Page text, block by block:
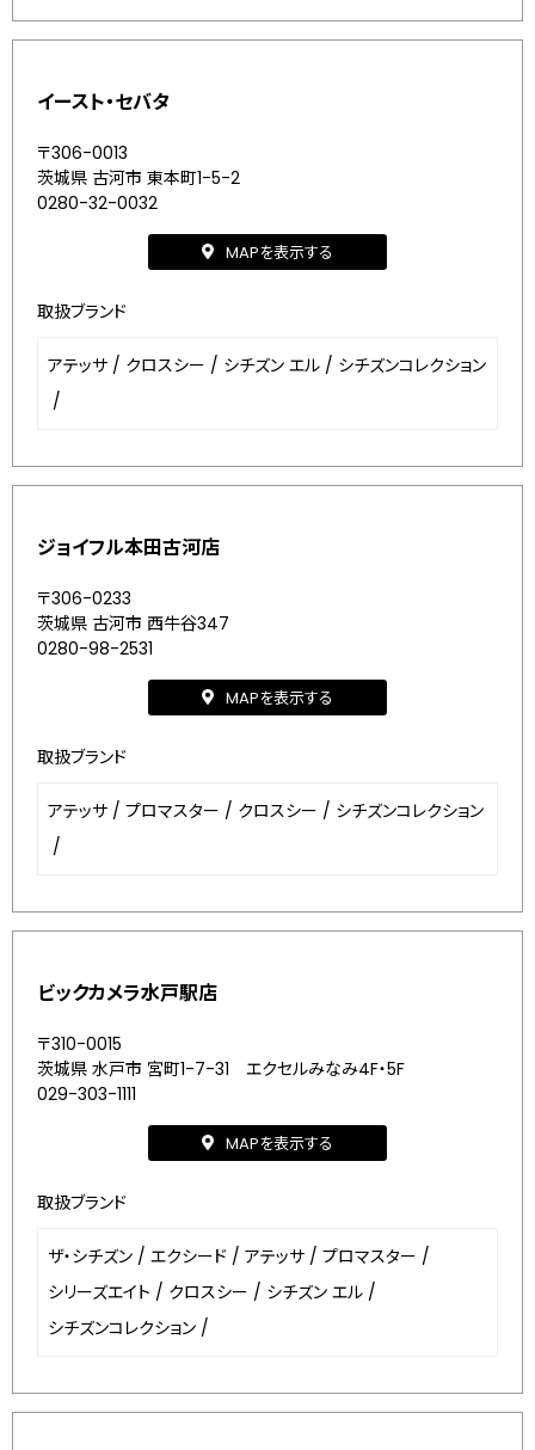
イースト・セバタ
〒306-0013
茨城県 古河市 東本町1-5-2
0280-32-0032
MAPを表示する
取扱ブランド
アテッサ / クロスシー / シチズン エル / シチズンコレクション
/
ジョイフル本田古河店
〒306-0233
茨城県 古河市 西牛谷347
0280-98-2531
MAPを表示する
取扱ブランド
アテッサ / プロマスター / クロスシー / シチズンコレクション
/
ビックカメラ水戸駅店
〒310-0015
茨城県 水戸市 宮町1-7-31 エクセルみなみ4F・5F
029-303-1111
MAPを表示する
取扱ブランド
ザ・シチズン / エクシード / アテッサ / プロマスター /
シリーズエイト / クロスシー / シチズン エル /
シチズンコレクション /